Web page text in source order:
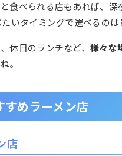
食べられる店もあれば、
いタイミングで選べるのは
休日のランチなど、 様々な
。
すめラーメン店
店